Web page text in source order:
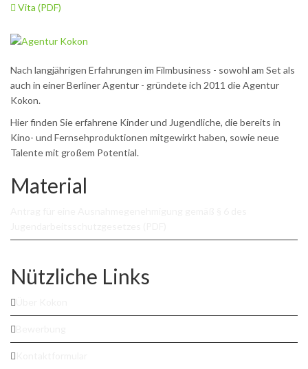
Vita (PDF)
Nach langjährigen Erfahrungen im Filmbusiness - sowohl am Set als
auch in einer Berliner Agentur - gründete ich 2011 die Agentur
Kokon.
Hier finden Sie erfahrene Kinder und Jugendliche, die bereits in
Kino- und Fernsehproduktionen mitgewirkt haben, sowie neue
Talente mit großem Potential.
Material
Nützliche Links